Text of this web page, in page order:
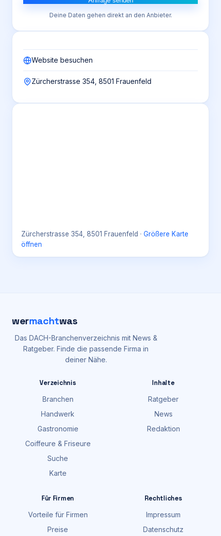
Deine Daten gehen direkt an den Anbieter.
Website besuchen
Zürcherstrasse 354, 8501 Frauenfeld
Zürcherstrasse 354, 8501 Frauenfeld · Größere Karte
öffnen
wermachtwas
Das DACH-Branchenverzeichnis mit News &
Ratgeber. Finde die passende Firma in
deiner Nähe.
Verzeichnis
Branchen
Handwerk
Gastronomie
Coiffeure & Friseure
Suche
Karte
Inhalte
Ratgeber
News
Redaktion
Für Firmen
Vorteile für Firmen
Preise
Rechtliches
Impressum
Datenschutz